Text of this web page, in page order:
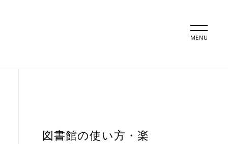
MENU
図書館の使い方・楽